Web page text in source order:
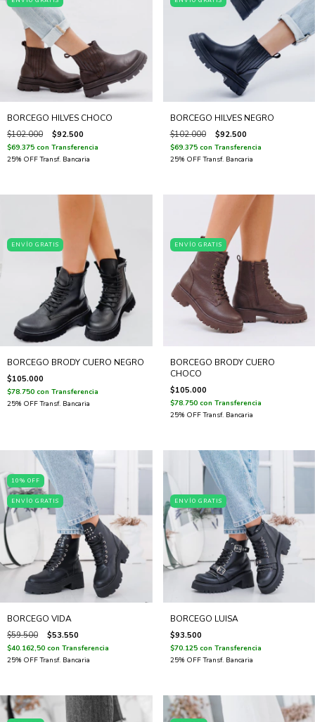
BORCEGO HILVES CHOCO
$102.000 $92.500
$69.375 con Transferencia
BORCEGO HILVES NEGRO
$102.000 $92.500
$69.375 con Transferencia
ENVÍO GRATIS
BORCEGO BRODY CUERO NEGRO
$105.000
$78.750 con Transferencia
ENVÍO GRATIS
BORCEGO BRODY CUERO
CHOCO
$105.000
$78.750 con Transferencia
10% OFF
ENVÍO GRATIS
BORCEGO VIDA
$59.500 $53.550
$40.162,50 con Transferencia
ENVÍO GRATIS
BORCEGO LUISA
$93.500
$70.125 con Transferencia